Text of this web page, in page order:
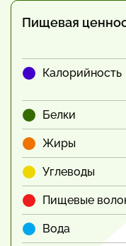
Пищевая
Калорийность
Белки
Жиры
Углеводы
Пищевые
Вода